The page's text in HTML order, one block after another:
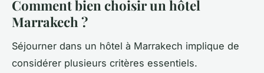
Comment bien choisir un hôtel
Marrakech ?
Séjourner dans un hôtel à Marrakech implique de
considérer plusieurs critères essentiels.